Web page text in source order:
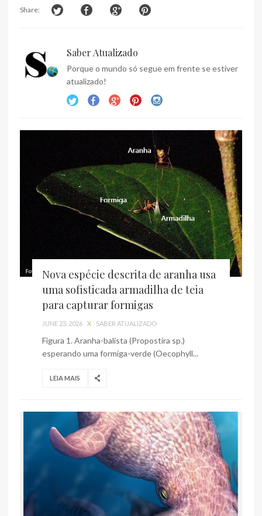
Share:
Saber Atualizado
Porque o mundo só segue em frente se estiver
atualizado!
Nova espécie descrita de aranha usa
uma sofisticada armadilha de teia
para capturar formigas
JUNE 23, 2026 X SABER ATUALIZADO
Figura 1. Aranha-balista (Propostira sp.)
esperando uma formiga-verde (Oecophyll...
LEIA MAIS